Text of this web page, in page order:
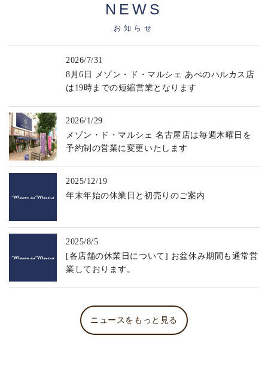
NEWS
お知らせ
2026/7/31
8月6日 メゾン・ド・マルシェ あべのハルカス店
は19時までの短縮営業となります
2026/1/29
メゾン・ド・マルシェ 名古屋店は毎週木曜日を
予約制の営業に変更いたします
2025/12/19
年末年始の休業日と初売りのご案内
2025/8/5
[各店舗の休業日について] お盆休み期間も通常営
業しております。
ニュースをもっと見る